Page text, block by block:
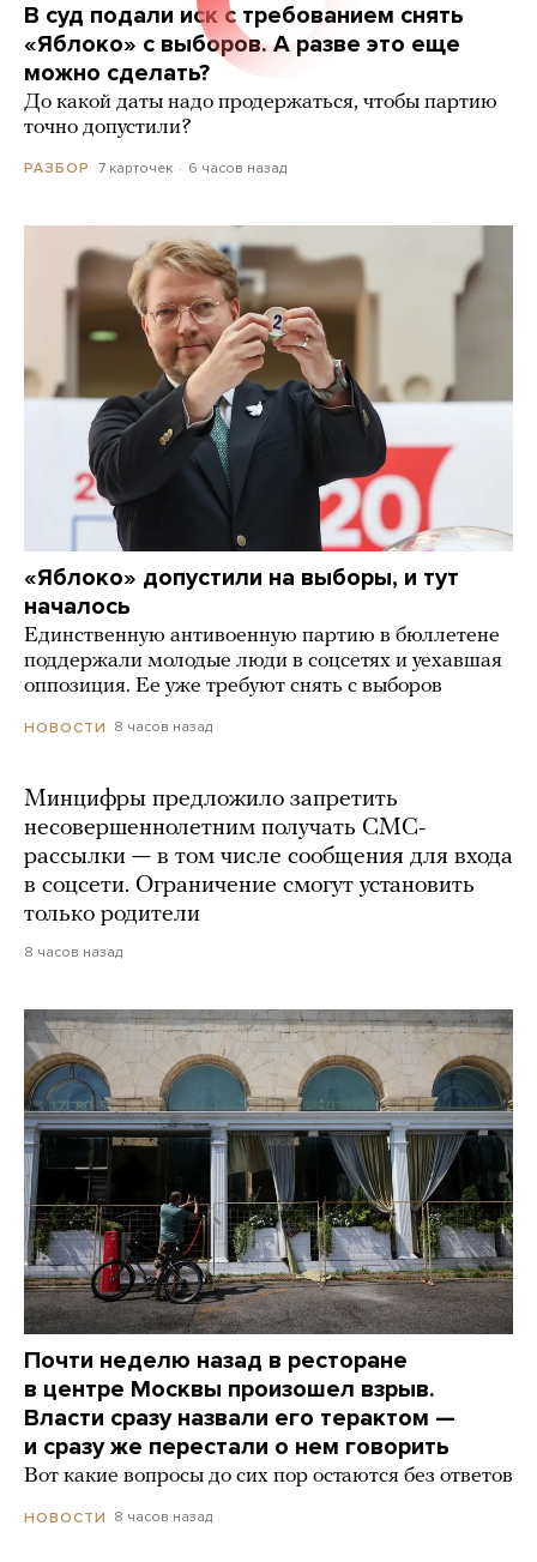
В суд подали иск с требованием снять
«Яблоко» с выборов. А разве это еще
можно сделать?
До какой даты надо продержаться, чтобы партию
точно допустили?
РАЗБОР 7 карточек 6 часов назад
«Яблоко» допустили на выборы, и тут
началось
Единственную антивоенную партию в бюллетене
поддержали молодые люди в соцсетях и уехавшая
оппозиция. Ее уже требуют снять с выборов
НОВОСТИ 8 часов назад
Минцифры предложило запретить
несовершеннолетним получать СМС-
рассылки — в том числе сообщения для входа
в соцсети. Ограничение смогут установить
только родители
8 часов назад
Почти неделю назад в ресторане
в центре Москвы произошел взрыв.
Власти сразу назвали его терактом —
и сразу же перестали о нем говорить
Вот какие вопросы до сих пор остаются без ответов
НОВОСТИ 8 часов назад